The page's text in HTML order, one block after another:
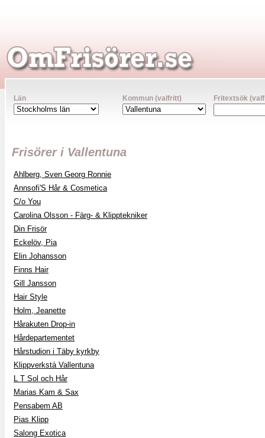
Län Kommun (valfritt) Fritextsök
Frisörer i Vallentuna
Ahlberg, Sven Georg Ronnie
Annsofi'S Hår & Cosmetica
C/o You
Carolina Olsson - Färg- & Klipptekniker
Din Frisör
Eckelöv, Pia
Elin Johansson
Finns Hair
Gill Jansson
Hair Style
Holm, Jeanette
Hårakuten Drop-in
Hårdepartementet
Hårstudion i Täby kyrkby
Klippverkstá Vallentuna
L T Sol och Hår
Marias Kam & Sax
Pensabem AB
Pias Klipp
Salong Exotica